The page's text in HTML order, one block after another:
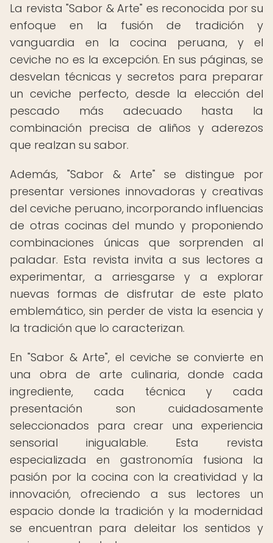
La revista "Sabor & Arte" es reconocida por su
enfoque en la fusión de tradición y
vanguardia en la cocina peruana, y el
ceviche no es la excepción. En sus páginas, se
desvelan técnicas y secretos para preparar
un ceviche perfecto, desde la elección del
pescado más adecuado hasta la
combinación precisa de aliños y aderezos
que realzan su sabor.
Además, "Sabor & Arte" se distingue por
presentar versiones innovadoras y creativas
del ceviche peruano, incorporando influencias
de otras cocinas del mundo y proponiendo
combinaciones únicas que sorprenden al
paladar. Esta revista invita a sus lectores a
experimentar, a arriesgarse y a explorar
nuevas formas de disfrutar de este plato
emblemático, sin perder de vista la esencia y
la tradición que lo caracterizan.
En "Sabor & Arte", el ceviche se convierte en
una obra de arte culinaria, donde cada
ingrediente, cada técnica y cada
presentación son cuidadosamente
seleccionados para crear una experiencia
sensorial inigualable. Esta revista
especializada en gastronomía fusiona la
pasión por la cocina con la creatividad y la
innovación, ofreciendo a sus lectores un
espacio donde la tradición y la modernidad
se encuentran para deleitar los sentidos y